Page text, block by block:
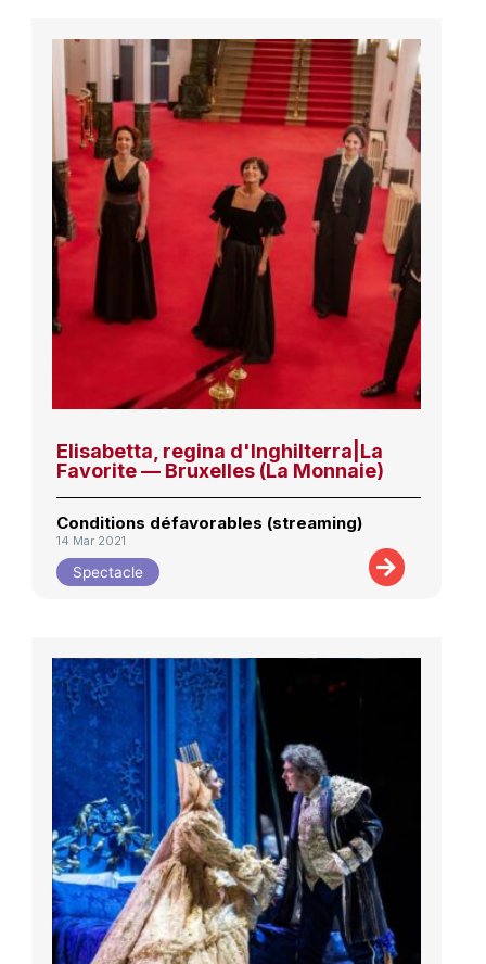
Elisabetta, regina d'Inghilterra|La
Favorite — Bruxelles (La Monnaie)
Conditions défavorables (streaming)
14 Mar 2021
Spectacle